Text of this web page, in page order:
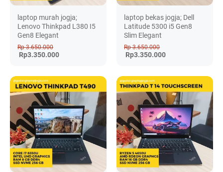
laptop murah jogja;
Lenovo Thinkpad L380 I5
Gen8 Elegant
Rp 3.650.000
Rp3.350.000
laptop bekas jogja; Dell
Latitude 5300 i5 Gen8
Slim Elegant
Rp 3.650.000
Rp3.350.000